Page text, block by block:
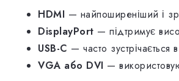
HDMI — найпоширеніший і
DisplayPort — підтримує
USB-C — часто зустрічається
VGA або DVI —